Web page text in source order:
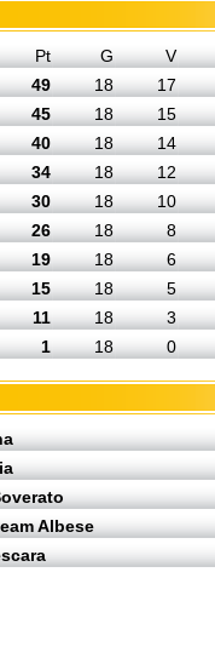
Pt G
V
49 18
17
45 18
15
40 18
14
34 18
12
30 18
10
26 18
8
19 18
6
15 18
5
11 18
3
1 18 0
Albese